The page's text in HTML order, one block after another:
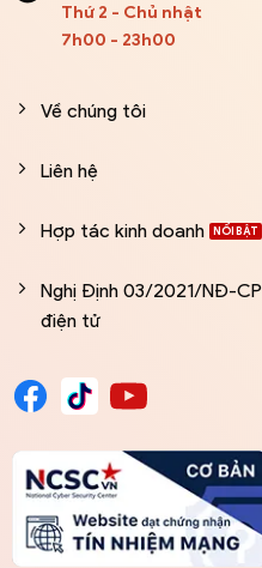
Thứ 2 - Chủ nhật
7h00 - 23h00
Về chúng tôi
Liên hệ
Hợp tác kinh doanh
Nghị Định 03/2021/NĐ-
điện tử